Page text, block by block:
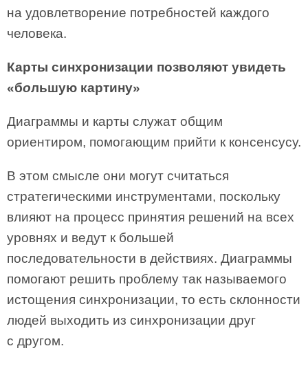
на удовлетворение потребностей каждого
человека.
Карты синхронизации позволяют увидеть
«большую картину»
Диаграммы и карты служат общим
ориентиром, помогающим прийти к консенсусу.
В этом смысле они могут считаться
стратегическими инструментами, поскольку
влияют на процесс принятия решений на всех
уровнях и ведут к большей
последовательности в действиях. Диаграммы
помогают решить проблему так называемого
истощения синхронизации, то есть склонности
людей выходить из синхронизации друг
с другом.